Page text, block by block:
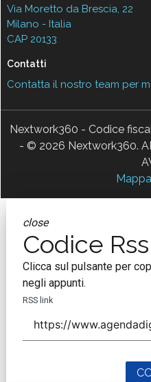
Via Moretto da Brescia, 22
Milano - Italia
CAP 20133
Contatti
Contatta il nostro team per
Nextwork360 - Codice
- © 2026 Nextwork360.
close
Codice Rss
Clicca sul pulsante per
negli appunti.
RSS link